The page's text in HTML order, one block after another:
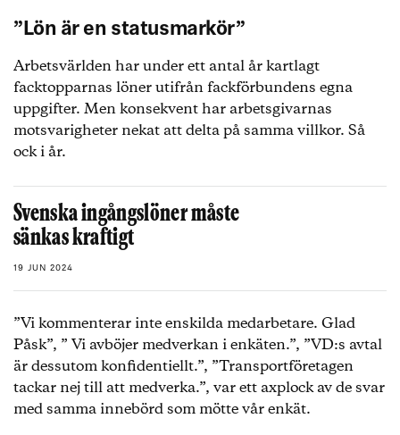
”Lön är en statusmarkör”
Arbetsvärlden har under ett antal år kartlagt
facktopparnas löner utifrån fackförbundens egna
uppgifter. Men konsekvent har arbetsgivarnas
motsvarigheter nekat att delta på samma villkor. Så
ock i år.
Svenska ingångslöner måste
sänkas kraftigt
19 JUN 2024
”Vi kommenterar inte enskilda medarbetare. Glad
Påsk”, ” Vi avböjer medverkan i enkäten.”, ”VD:s avtal
är dessutom konfidentiellt.”, ”Transportföretagen
tackar nej till att medverka.”, var ett axplock av de svar
med samma innebörd som mötte vår enkät.